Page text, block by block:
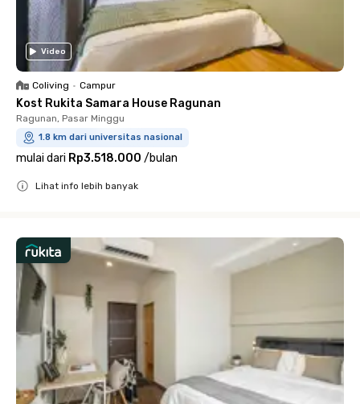
Video
Coliving • Campur
Kost Rukita Samara House Ragunan
Ragunan, Pasar Minggu
1.8 km dari universitas nasional
mulai dari Rp3.518.000 /bulan
Lihat info lebih banyak